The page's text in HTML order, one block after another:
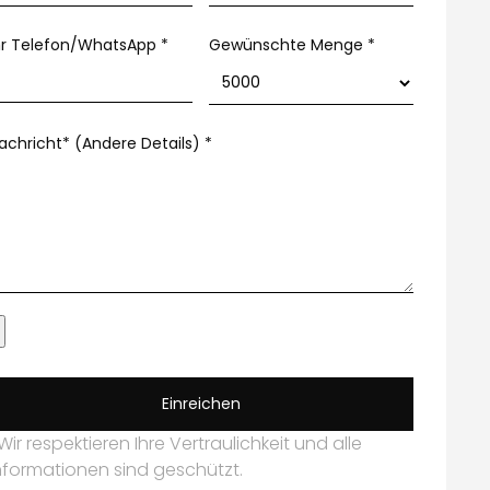
Telefon/WhatsApp * Gewünschte Menge *
(Andere Details) *
Einreichen
respektieren Ihre Vertraulichkeit und alle
sind geschützt.